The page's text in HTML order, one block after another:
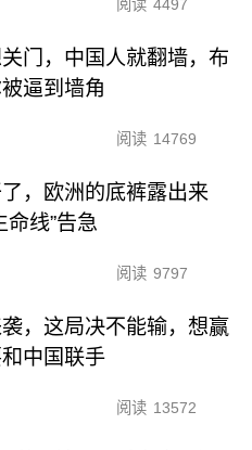
阅读 4497
门，中国人就翻墙，布
逼到墙角
阅读 14769
，欧洲的底裤露出来
命线”告急
阅读 9797
，这局决不能输，想赢
中国联手
阅读 13572